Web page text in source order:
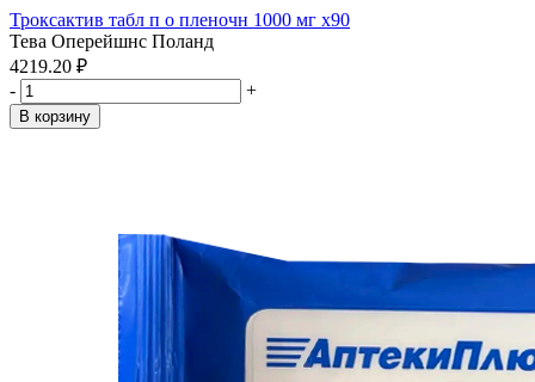
Троксактив табл п о пленочн 1000 мг x90
Тева Оперейшнс Поланд
4219.20 ₽
-
+
В корзину